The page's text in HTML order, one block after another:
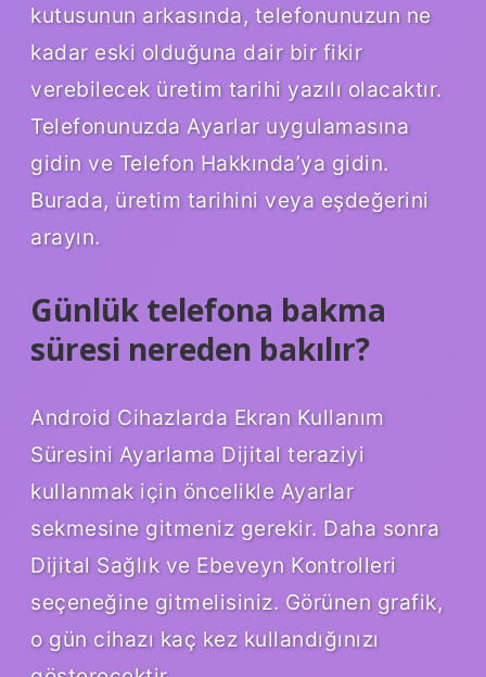
kutusunun arkasında, telefonunuzun ne
kadar eski olduğuna dair bir fikir
verebilecek üretim tarihi yazılı olacaktır.
Telefonunuzda Ayarlar uygulamasına
gidin ve Telefon Hakkında’ya gidin.
Burada, üretim tarihini veya eşdeğerini
arayın.
Günlük telefona bakma
süresi nereden bakılır?
Android Cihazlarda Ekran Kullanım
Süresini Ayarlama Dijital teraziyi
kullanmak için öncelikle Ayarlar
sekmesine gitmeniz gerekir. Daha sonra
Dijital Sağlık ve Ebeveyn Kontrolleri
seçeneğine gitmelisiniz. Görünen grafik,
o gün cihazı kaç kez kullandığınızı